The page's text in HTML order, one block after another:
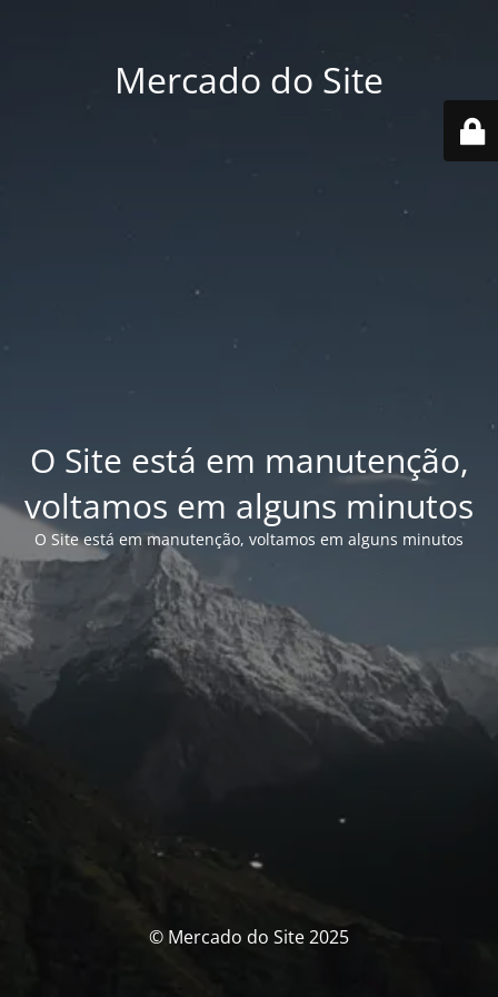
Mercado do Site
O Site está em manutenção,
voltamos em alguns minutos
O Site está em manutenção, voltamos em alguns minutos
© Mercado do Site 2025